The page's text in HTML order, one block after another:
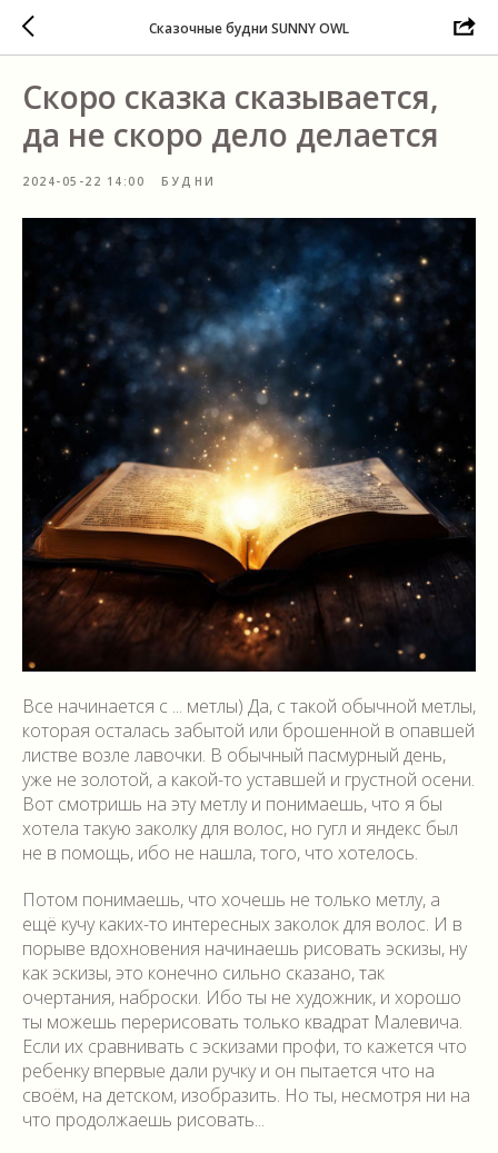
Сказочные будни SUNNY OWL
Скоро сказка сказывается,
да не скоро дело делается
2024-05-22 14:00 БУДНИ
Все начинается с ... метлы) Да, с такой обычной метлы,
которая осталась забытой или брошенной в опавшей
листве возле лавочки. В обычный пасмурный день,
уже не золотой, а какой-то уставшей и грустной осени.
Вот смотришь на эту метлу и понимаешь, что я бы
хотела такую заколку для волос, но гугл и яндекс был
не в помощь, ибо не нашла, того, что хотелось.
Потом понимаешь, что хочешь не только метлу, а
ещё кучу каких-то интересных заколок для волос. И в
порыве вдохновения начинаешь рисовать эскизы, ну
как эскизы, это конечно сильно сказано, так
очертания, наброски. Ибо ты не художник, и хорошо
ты можешь перерисовать только квадрат Малевича.
Если их сравнивать с эскизами профи, то кажется что
ребенку впервые дали ручку и он пытается что на
своём, на детском, изобразить. Но ты, несмотря ни на
что продолжаешь рисовать...